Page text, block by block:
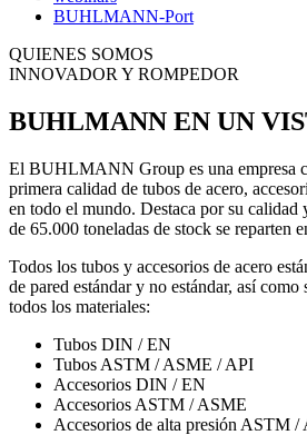
BUHLMANN-Port
QUIENES SOMOS
INNOVADOR Y ROMPEDOR
BUHLMANN EN UN
El BUHLMANN Group es una empresa
primera calidad de tubos de acero,
en todo el mundo. Destaca por su
de 65.000 toneladas de stock se reparten
Todos los tubos y accesorios de acero
de pared estándar y no estándar, así como
todos los materiales:
Tubos DIN / EN
Tubos ASTM / ASME / API
Accesorios DIN / EN
Accesorios ASTM / ASME
Accesorios de alta presión ASTM /